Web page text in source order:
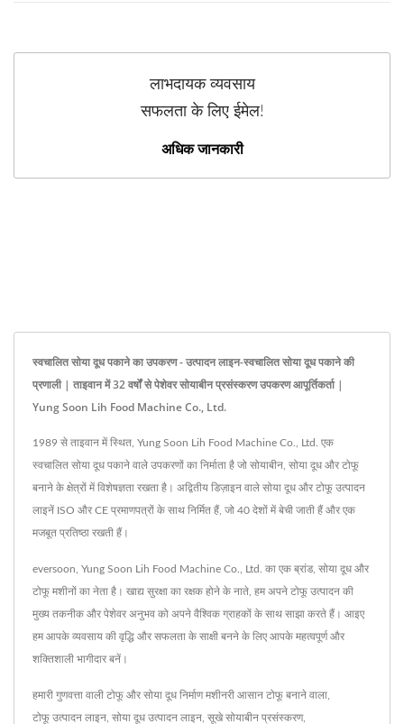
लाभदायक व्यवसाय
सफलता के लिए ईमेल!
अधिक जानकारी
स्वचालित सोया दूध पकाने का उपकरण - उत्पादन लाइन-स्वचालित सोया दूध पकाने की
प्रणाली | ताइवान में 32 वर्षों से पेशेवर सोयाबीन प्रसंस्करण उपकरण आपूर्तिकर्ता |
Yung Soon Lih Food Machine Co., Ltd.
1989 से ताइवान में स्थित, Yung Soon Lih Food Machine Co., Ltd. एक
स्वचालित सोया दूध पकाने वाले उपकरणों का निर्माता है जो सोयाबीन, सोया दूध और टोफू
बनाने के क्षेत्रों में विशेषज्ञता रखता है। अद्वितीय डिज़ाइन वाले सोया दूध और टोफू उत्पादन
लाइनें ISO और CE प्रमाणपत्रों के साथ निर्मित हैं, जो 40 देशों में बेची जाती हैं और एक
मजबूत प्रतिष्ठा रखती हैं।
eversoon, Yung Soon Lih Food Machine Co., Ltd. का एक ब्रांड, सोया दूध और
टोफू मशीनों का नेता है। खाद्य सुरक्षा का रक्षक होने के नाते, हम अपने टोफू उत्पादन की
मुख्य तकनीक और पेशेवर अनुभव को अपने वैश्विक ग्राहकों के साथ साझा करते हैं। आइए
हम आपके व्यवसाय की वृद्धि और सफलता के साक्षी बनने के लिए आपके महत्वपूर्ण और
शक्तिशाली भागीदार बनें।
हमारी गुणवत्ता वाली टोफू और सोया दूध निर्माण मशीनरी आसान टोफू बनाने वाला
टोफू उत्पादन लाइन सोया दूध उत्पादन लाइन सूखे सोयाबीन प्रसंस्करण,